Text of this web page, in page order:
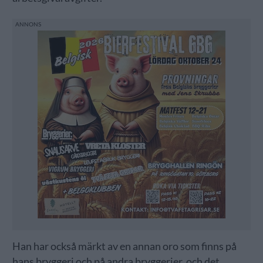
Han har också märkt av en annan oro som finns på